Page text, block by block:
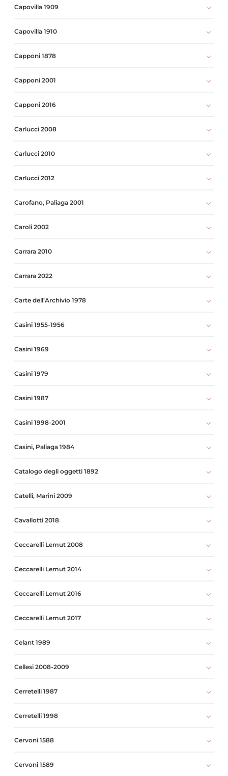
Capovilla 1909
Capovilla 1910
Capponi 1878
Capponi 2001
Capponi 2016
Carlucci 2008
Carlucci 2010
Carlucci 2012
Carofano, Paliaga 2001
Caroli 2002
Carrara 2010
Carrara 2022
Carte dell’Archivio 1978
Casini 1955-1956
Casini 1969
Casini 1979
Casini 1987
Casini 1998-2001
Casini, Paliaga 1984
Catalogo degli oggetti 1892
Catelli, Marini 2009
Cavallotti 2018
Ceccarelli Lemut 2008
Ceccarelli Lemut 2014
Ceccarelli Lemut 2016
Ceccarelli Lemut 2017
Celant 1989
Cellesi 2008-2009
Cerretelli 1987
Cerretelli 1998
Cervoni 1588
Cervoni 1589